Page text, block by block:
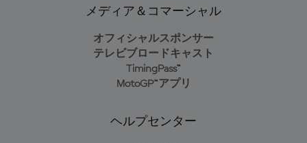
メディア＆コマーシャル
オフィシャルスポンサー
テレビブロードキャスト
TimingPass™
MotoGP™アプリ
ヘルプセンター